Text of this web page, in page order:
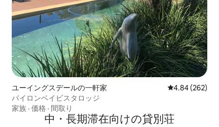
ユーイングスデールの一軒家 レビュー262
4.84 (262)
バイロンベイビスタロッジ
家族 · 価格 · 間取り
中・長期滞在向けの貸別荘